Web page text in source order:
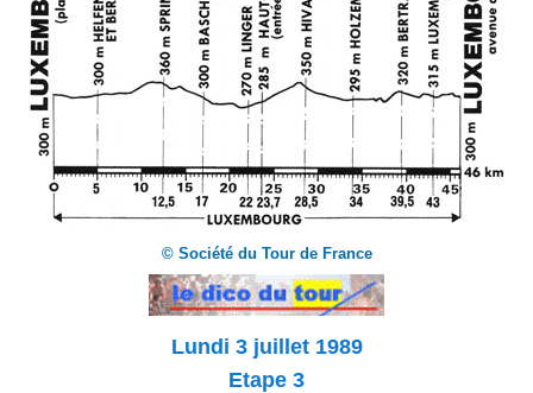
© Société du Tour de France
Lundi 3 juillet 1989
Etape 3